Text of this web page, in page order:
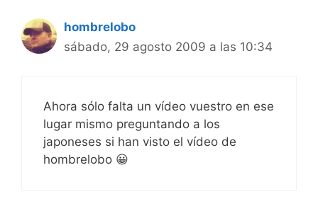
hombrelobo
sábado, 29 agosto 2009 a las 10:34
Ahora sólo falta un vídeo vuestro en ese
lugar mismo preguntando a los
japoneses si han visto el vídeo de
hombrelobo 😀